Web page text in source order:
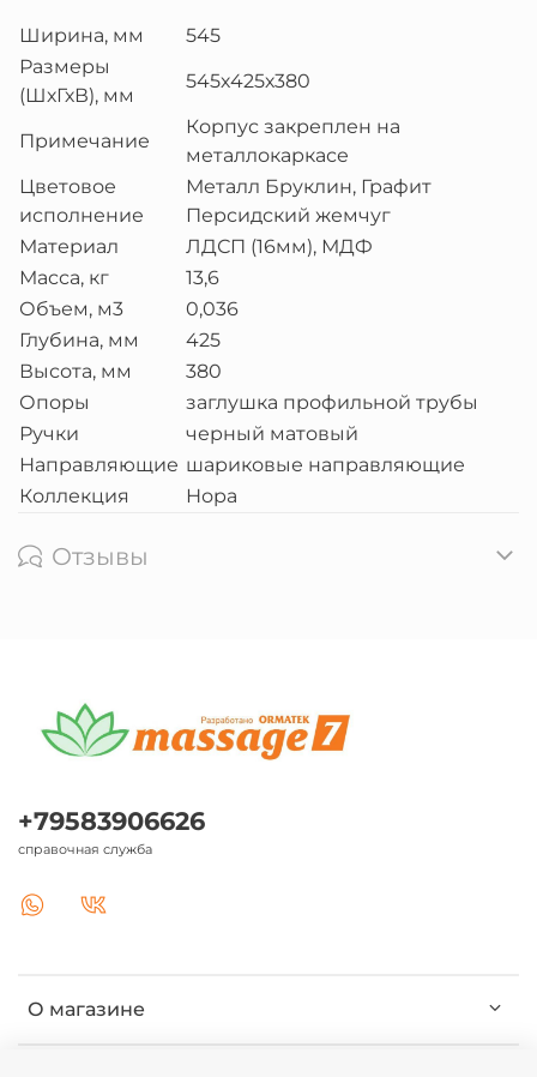
Ширина, мм
545
Размеры
(ШхГхВ), мм
545х425х380
Примечание
Корпус закреплен на
металлокаркасе
Цветовое
исполнение
Металл Бруклин, Графит
Персидский жемчуг
Материал
ЛДСП (16мм), МДФ
Масса, кг
13,6
Объем, м3
0,036
Глубина, мм
425
Высота, мм
380
Опоры
заглушка профильной трубы
Ручки
черный матовый
Направляющие шариковые направляющие
Коллекция
Нора
Отзывы
О магазине
+79583906626
справочная служба